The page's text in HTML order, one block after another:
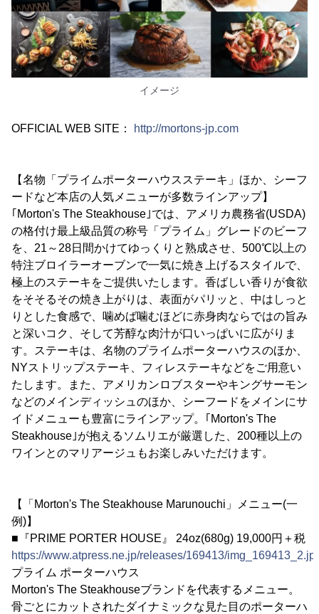
イメージ
OFFICIAL WEB SITE： http://mortons-jp.com
【名物「プライムポーターハウスステーキ」ほか、シーフ
ードなど本店の人気メニューが多数ラインアップ】
｢Morton's The Steakhouse｣では、アメリカ農務省(USDA)
の格付け最上級品質の称号「プライム」グレードのビーフ
を、21～28日間かけてゆっくりと熟成させ、500℃以上の
特注ブロイラーオーブンで一気に焼き上げるスタイルで、
極上のステーキをご提供いたします。香ばしい香りが食欲
をそそるその焼き上がりは、表面がパリッと、中はしっと
りとした食感で、噛めば噛むほどに赤身肉ならではの旨み
と深いコク、そして芳醇な肉汁が口いっぱいに広がりま
す。ステーキは、名物のプライムポーターハウスのほか、
NYストリップステーキ、フィレステーキなどをご用意い
たします。また、アメリカンロブスターやキングサーモン
などのメインディッシュのほか、シーフードをメインにサ
イドメニューも豊富にラインアップ。｢Morton's The
Steakhouse｣が抱えるソムリエが厳選した、200種以上の
ワインとのマリアージュもお楽しみいただけます。
【「Morton's The Steakhouse Marunouchi」メニュー(一
例)】
■『PRIME PORTER HOUSE』 24oz(680g) 19,000円＋税
https://www.atpress.ne.jp/releases/169413/
プライム ポーターハウス
Morton's The Steakhouseブランドを代表するメニュー。
骨ごとにカットされたダイナミックな見た目のポーターハ